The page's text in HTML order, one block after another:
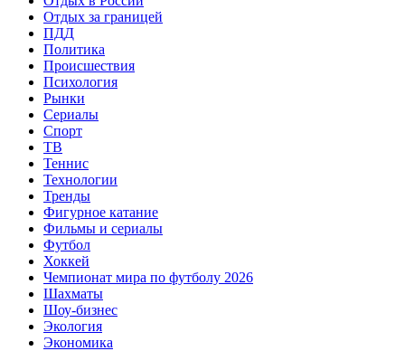
Отдых за границей
ПДД
Политика
Происшествия
Психология
Рынки
Сериалы
Спорт
ТВ
Теннис
Технологии
Тренды
Фигурное катание
Фильмы и сериалы
Футбол
Хоккей
Чемпионат мира по футболу 2026
Шахматы
Шоу-бизнес
Экология
Экономика